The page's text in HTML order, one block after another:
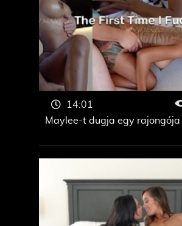
Maylee-t dugja egy rajongója
14:01